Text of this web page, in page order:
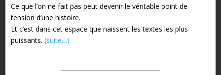
Ce que l’on ne fait pas peut devenir le véritable point de
tension d’une histoire.
Et c’est dans cet espace que naissent les textes les plus
puissants. (suite…)